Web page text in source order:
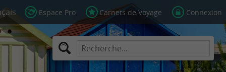
Espace Pro Carnets de Voyage Connexion